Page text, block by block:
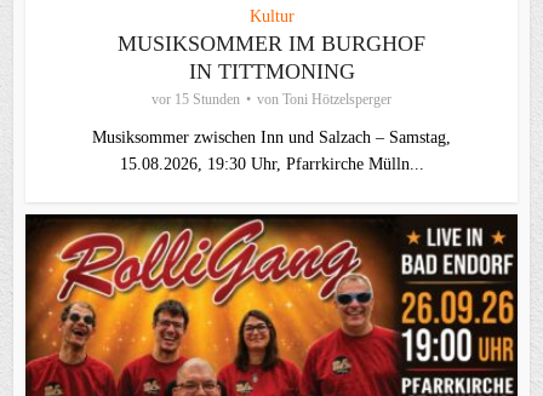
Kultur
MUSIKSOMMER IM BURGHOF
IN TITTMONING
vor 15 Stunden von Toni Hötzelsperger
Musiksommer zwischen Inn und Salzach – Samstag,
15.08.2026, 19:30 Uhr, Pfarrkirche Mülln...